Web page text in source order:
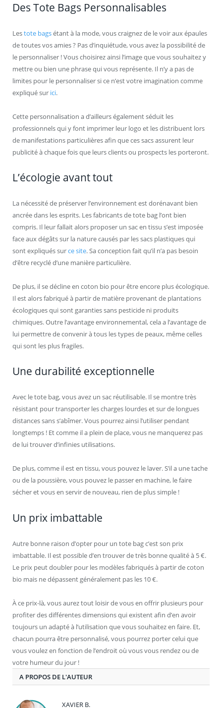
Des Tote Bags Personnalisables
Lestote bagsétant à la mode, vous craignez de le voir aux épaules
de toutes vos amies ? Pas d’inquiétude, vous avez la possibilité de
le personnaliser ! Vous choisirez ainsi l’image que vous souhaitez y
mettre ou bien une phrase qui vous représente. Il n’y a pas de
limites pour le personnaliser si ce n’est votre imagination comme
expliqué sur ici.
Cette personnalisation a d’ailleurs également séduit les
professionnels qui y font imprimer leur logo et les distribuent lors
de manifestations particulières afin que ces sacs assurent leur
publicité à chaque fois que leurs clients ou prospects les porteront.
L’écologie avant tout
La nécessité de préserver l’environnement est dorénavant bien
ancrée dans les esprits. Les fabricants de tote bag l’ont bien
compris. Il leur fallait alors proposer un sac en tissu s’est imposée
face aux dégâts sur la nature causés par les sacs plastiques qui
sont expliqués surce site. Sa conception fait qu’il n’a pas besoin
d’être recyclé d’une manière particulière.
De plus, il se décline en coton bio pour être encore plus écologique.
Il est alors fabriqué à partir de matière provenant de plantations
écologiques qui sont garanties sans pesticide ni produits
chimiques. Outre l’avantage environnemental, cela a l’avantage de
lui permettre de convenir à tous les types de peaux, même celles
qui sont les plus fragiles.
Une durabilité exceptionnelle
Avec le tote bag, vous avez un sac réutilisable. Il se montre très
résistant pour transporter les charges lourdes et sur de longues
distances sans s’abîmer. Vous pourrez ainsi l’utiliser pendant
longtemps ! Et comme il a plein de place, vous ne manquerez pas
de lui trouver d’infinies utilisations.
De plus, comme il est en tissu, vous pouvez le laver. S’il a une tache
ou de la poussière, vous pouvez le passer en machine, le faire
sécher et vous en servir de nouveau, rien de plus simple !
Un prix imbattable
Autre bonne raison d’opter pour un tote bag c’est son prix
imbattable. Il est possible d’en trouver de très bonne qualité à 5 €.
Le prix peut doubler pour les modèles fabriqués à partir de coton
bio mais ne dépassent généralement pas les 10 €.
À ce prix-là, vous aurez tout loisir de vous en offrir plusieurs pour
profiter des différentes dimensions qui existent afin d’en avoir
toujours un adapté à l’utilisation que vous souhaitez en faire. Et,
chacun pourra être personnalisé, vous pourrez porter celui que
vous voulez en fonction de l’endroit où vous vous rendez ou de
votre humeur du jour !
A PROPOS DE L'AUTEUR
XAVIER B.